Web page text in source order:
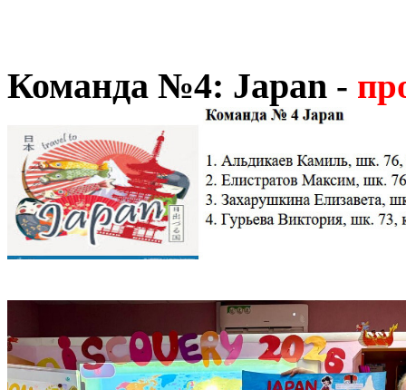
Команда №4: Japan -